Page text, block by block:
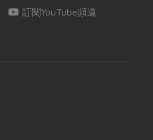
訂閱YouTube頻道